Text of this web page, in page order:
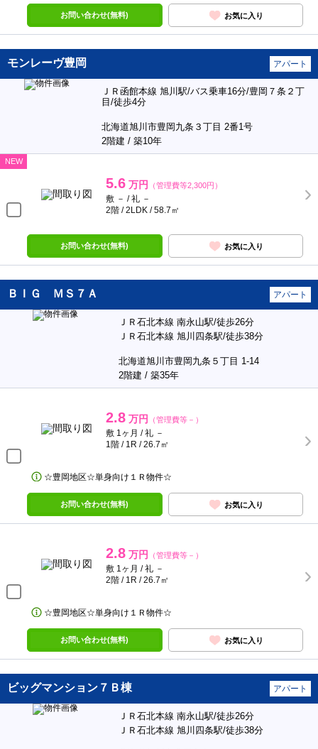
お問い合わせ(無料) お気に入り
モンレーヴ豊岡 アパート
ＪＲ函館本線 旭川駅/バス乗車16分/豊岡７条２丁
目/徒歩4分
北海道旭川市豊岡九条３丁目 2番1号
2階建 / 築10年
NEW
5.6 万円 （管理費等2,300円）
敷 － / 礼 －
2階 / 2LDK / 58.7㎡
お問い合わせ(無料) お気に入り
ＢＩＧ ＭＳ７Ａ アパート
ＪＲ石北本線 南永山駅/徒歩26分
ＪＲ石北本線 旭川四条駅/徒歩38分
北海道旭川市豊岡九条５丁目 1-14
2階建 / 築35年
2.8 万円 （管理費等－）
敷 1ヶ月 / 礼 －
1階 / 1R / 26.7㎡
☆豊岡地区☆単身向け１Ｒ物件☆
お問い合わせ(無料) お気に入り
2.8 万円 （管理費等－）
敷 1ヶ月 / 礼 －
2階 / 1R / 26.7㎡
☆豊岡地区☆単身向け１Ｒ物件☆
お問い合わせ(無料) お気に入り
ビッグマンション７Ｂ棟 アパート
ＪＲ石北本線 南永山駅/徒歩26分
ＪＲ石北本線 旭川四条駅/徒歩38分